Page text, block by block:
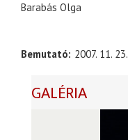
Barabás Olga
Bemutató 2007. 11. 23.
GALÉRIA